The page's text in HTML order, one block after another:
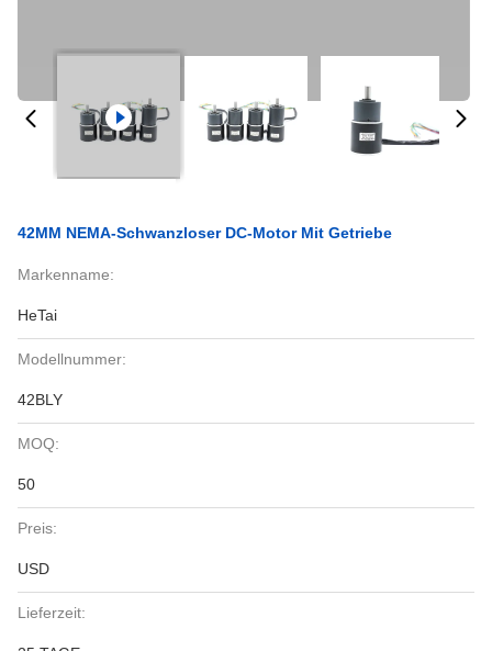
42MM NEMA-Schwanzloser DC-Motor Mit Getriebe
Markenname:
HeTai
Modellnummer:
42BLY
MOQ:
50
Preis:
USD
Lieferzeit: